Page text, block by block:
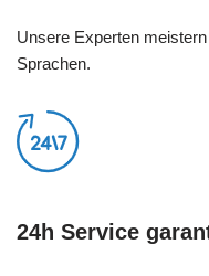
Unsere Experten
Sprachen.
24h Service